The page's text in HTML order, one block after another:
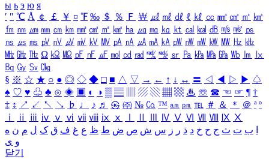
ы ь э ю я
′ ″ ℃ Å ￠ ￡ ￥ ¤ ℉ ‰ ＄ ％ Ｆ ￦ ㎕ ㎖ ㎗ ℓ ㎘ ㏄ ㎣ ㎤ ㎥ ㎦
㎙ ㎚ ㎛ ㎜ ㎝ ㎞ ㎟ ㎠ ㎡ ㎢ ㏊ ㎍ ㎎ ㎏ ㏏ ㎈ ㎉ ㏈ ㎧ ㎨ ㎰
㎱ ㎲ ㎳ ㎴ ㎵ ㎶ ㎷ ㎸ ㎹ ㎀ ㎁ ㎂ ㎃ ㎄ ㎺ ㎻ ㎽ ㎾ ㎿ ㎐ ㎑
㎒ ㎓ ㎔ Ω ㏀ ㏁ ㎊ ㎋ ㎌ ㏖ ㏅ ㎭ ㎮ ㎯ ㏛ ㎩ ㎪ ㎫ ㎬ ㏝ ㏐
㏓
㏃ ㏉ ㏜ ㏆
§ ※ ☆ ★ ○ ● ◎ ◇ ◆ □ ■ △ ▽ → ← ↑ ↓ ↔ 〓 ◁ ◀ ▷ ▶ ♤
♠ ♡ ♥ ♧ ♣ ⊙ ◈ ▣ ◐ ◑ ▒ ▤ ▨ ▧ ▦ ▩ ♨ ☏ ☎ ☜ ☞ ¶ †
‡ ↕ ↗ ↙ ↖ ↘ ♭ ♩ ♪ ♬ ㉿ ㈜ № ㏇ ™ ㏂ ㏘ ℡ ＃ ＆ ＊ ＠ ª º
ⅰ
ⅱ ⅲ ⅳ ⅴ ⅵ ⅶ ⅷ ⅸ ⅹ Ⅳ Ⅴ Ⅵ Ⅶ Ⅷ Ⅸ Ⅹ
ب ت ث ج ح خ د ذ ر ز س ش ص ض ط ظ ع غ ف ق ک ل م ن ه
و ی
닫기